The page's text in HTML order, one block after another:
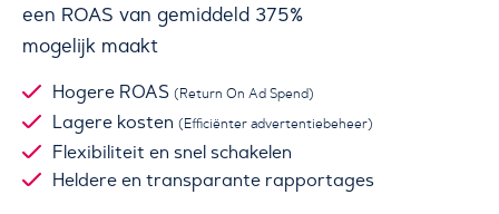
een ROAS van gemiddeld 375%
mogelijk maakt
Hogere ROAS(Return On Ad Spend)
Lagere kosten(Efficiënter advertentiebeheer)
Flexibiliteit en snel schakelen
Heldere en transparante rapportages